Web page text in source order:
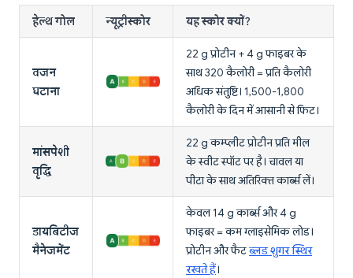
हेल्थ गोल न्यूट्रीस्कोर यह स्कोर क्यों?
वजन
घटाना
22 g प्रोटीन + 4 g फाइबर के
साथ 320 कैलोरी = प्रति कैलोरी
अधिक संतुष्टि। 1,500-1,800
कैलोरी के दिन में आसानी से फिट।
मांसपेशी
वृद्धि
22 g कम्प्लीट प्रोटीन प्रति मील
के स्वीट स्पॉट पर है। चावल या
पीटा के साथ अतिरिक्त कार्ब्स लें।
डायबिटीज
मैनेजमेंट
केवल 14 g कार्ब्स और 4 g
फाइबर = कम ग्लाइसेमिक लोड।
प्रोटीन और फैटब्लड शुगर स्थिर
रखते हैं।